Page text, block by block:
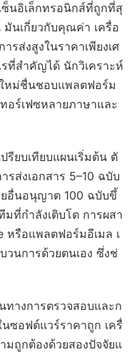
นอิเล็กทรอนิกส์ที่ถูกที่สุ
มันเกี่ยวกับคุณค่า เครื่อ
รส่งสูงในราคาเพียงเศ
ที่สำคัญได้ นักวิเคราะห์
ใหม่ชื่นชอบแพลตฟอร์ม
อร์เฟซหลายภาษาและ
รียบเทียบแผนเริ่มต้น ตั
รส่งเอกสาร 5–10 ฉบับ
อื่นอนุญาต 100 ฉบับขึ้
ที่กำลังเติบโต การผสา
หรือแพลตฟอร์มอีเมล เ
วนการด้วยตนเอง ซึ่งช่
างการตรวจสอบและก
ซอฟต์แวร์ราคาถูก เครื่
มถูกต้องด้วยสองปัจจัยแ